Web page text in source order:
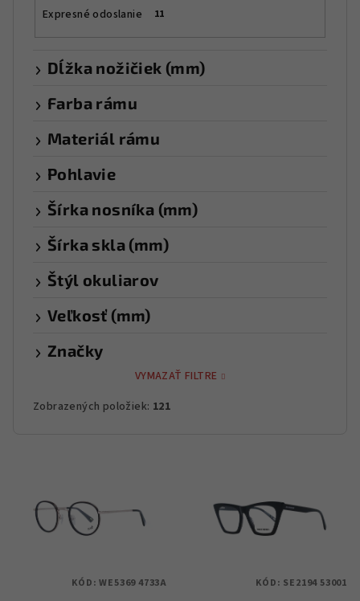
Expresné odoslanie 11
Značky
Dĺžka nožičiek (mm)
Farba rámu
Materiál rámu
Pohlavie
Šírka nosníka (mm)
Šírka skla (mm)
Štýl okuliarov
Veľkosť (mm)
VYMAZAŤ FILTRE
Zobrazených položiek: 121
KÓD:WE5369 4733A KÓD: SE2194 53001